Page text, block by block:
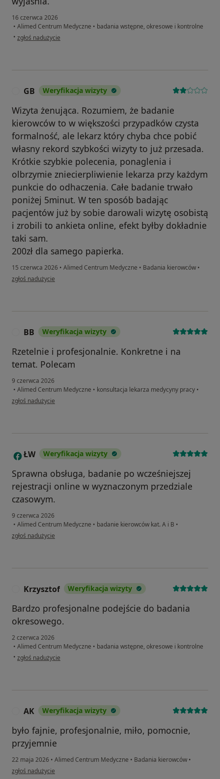
16 czerwca 2026
• Alimed Centrum Medyczne • badania wstępne, okresowe i kontrolne
• w opinii użytkownika JK
zgłoś nadużycie
GB Weryfikacja wizyty
Wizyta żenująca. Rozumiem, że badanie
kierowców to w większości przypadków czysta
formalność, ale lekarz który chyba chce pobić
własny rekord szybkości wizyty to już przesada.
Krótkie szybkie polecenia, ponaglenia i
olbrzymie zniecierpliwienie lekarza przy każdym
punkcie do odhaczenia. Całe badanie trwało
poniżej 5minut. W ten sposób badając
pacjentów już by sobie darowali wizytę osobistą
i zrobili to ankieta online, efekt byłby dokładnie
taki sam.
200zł dla samego papierka.
15 czerwca 2026 • Alimed Centrum Medyczne • Badania kierowców •
w opinii użytkownika GB
zgłoś nadużycie
BB Weryfikacja wizyty
Rzetelnie i profesjonalnie. Konkretne i na
temat. Polecam
9 czerwca 2026
• Alimed Centrum Medyczne • konsultacja lekarza medycyny pracy •
w opinii użytkownika BB
zgłoś nadużycie
Ł ŁW Weryfikacja wizyty
Sprawna obsługa, badanie po wcześniejszej
rejestracji online w wyznaczonym przedziale
czasowym.
9 czerwca 2026
• Alimed Centrum Medyczne • badanie kierowców kat. A i B •
w opinii użytkownika ŁW
zgłoś nadużycie
Krzysztof Weryfikacja wizyty
Bardzo profesjonalne podejście do badania
okresowego.
2 czerwca 2026
• Alimed Centrum Medyczne • badania wstępne, okresowe i kontrolne
• w opinii użytkownika Krzysztof
zgłoś nadużycie
AK Weryfikacja wizyty
było fajnie, profesjonalnie, miło, pomocnie,
przyjemnie
22 maja 2026 • Alimed Centrum Medyczne • Badania kierowców •
w opinii użytkownika AK
zgłoś nadużycie